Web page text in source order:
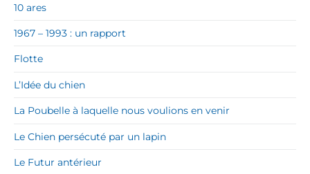
10 ares
1967 – 1993 : un rapport
Flotte
L’Idée du chien
La Poubelle à laquelle nous voulions en venir
Le Chien persécuté par un lapin
Le Futur antérieur